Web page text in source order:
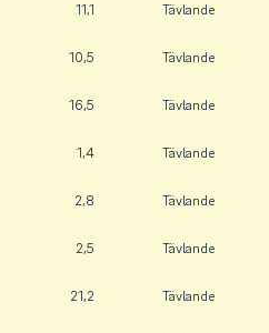
11,1 Tävlande
10,5 Tävlande
16,5 Tävlande
1,4 Tävlande
2,8 Tävlande
2,5 Tävlande
21,2 Tävlande